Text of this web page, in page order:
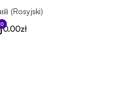
(Rosyjski)
0
0.00zł